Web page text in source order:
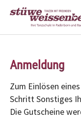
Anmeldung
Zum Einlösen
Schritt Sonstiges
Die Gutscheine